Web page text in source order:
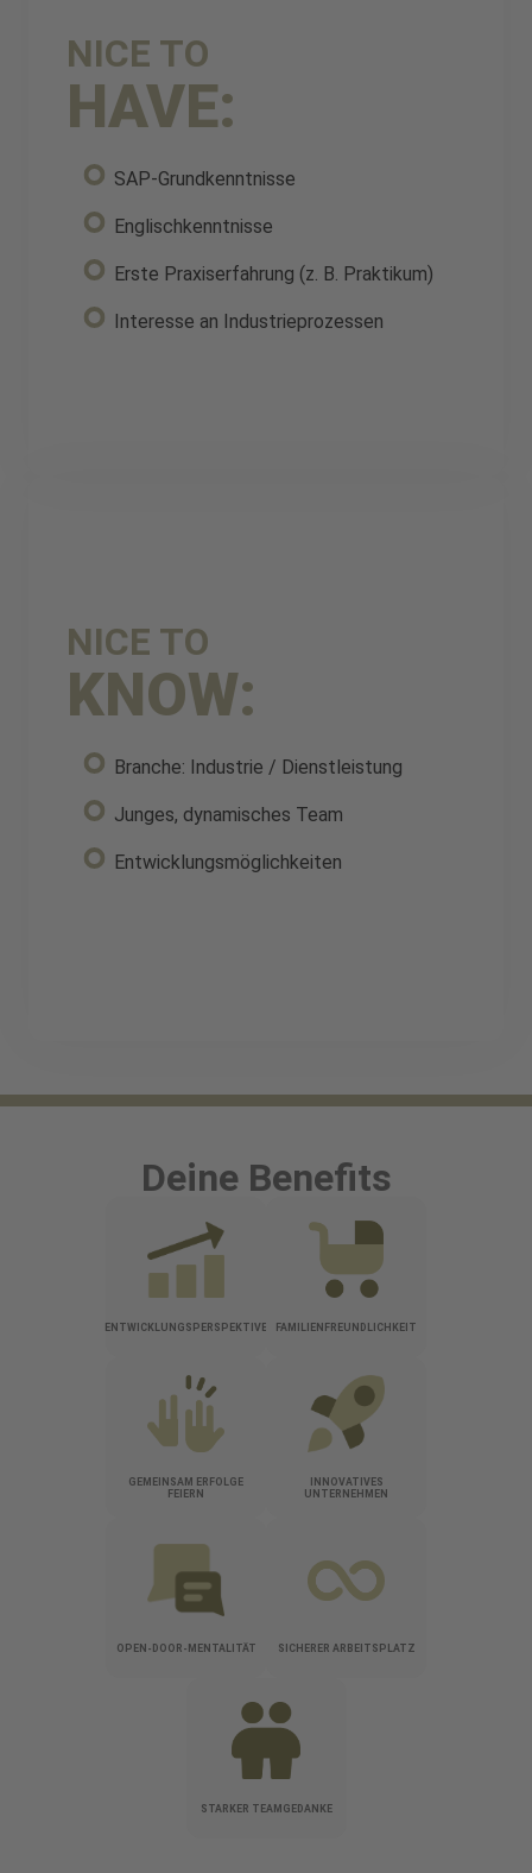
NICE TO
HAVE:
SAP-Grundkenntnisse
Englischkenntnisse
Erste Praxiserfahrung (z. B. Praktikum)
Interesse an Industrieprozessen
NICE TO
KNOW:
Branche: Industrie / Dienstleistung
Junges, dynamisches Team
Entwicklungsmöglichkeiten
Deine Benefits
ENTWICKLUNGSPERSPEKTIVE FAMILIENFREUNDLICHKEIT
GEMEINSAM ERFOLGE
FEIERN
INNOVATIVES
UNTERNEHMEN
OPEN-DOOR-MENTALITÄT SICHERER ARBEITSPLATZ
STARKER TEAMGEDANKE